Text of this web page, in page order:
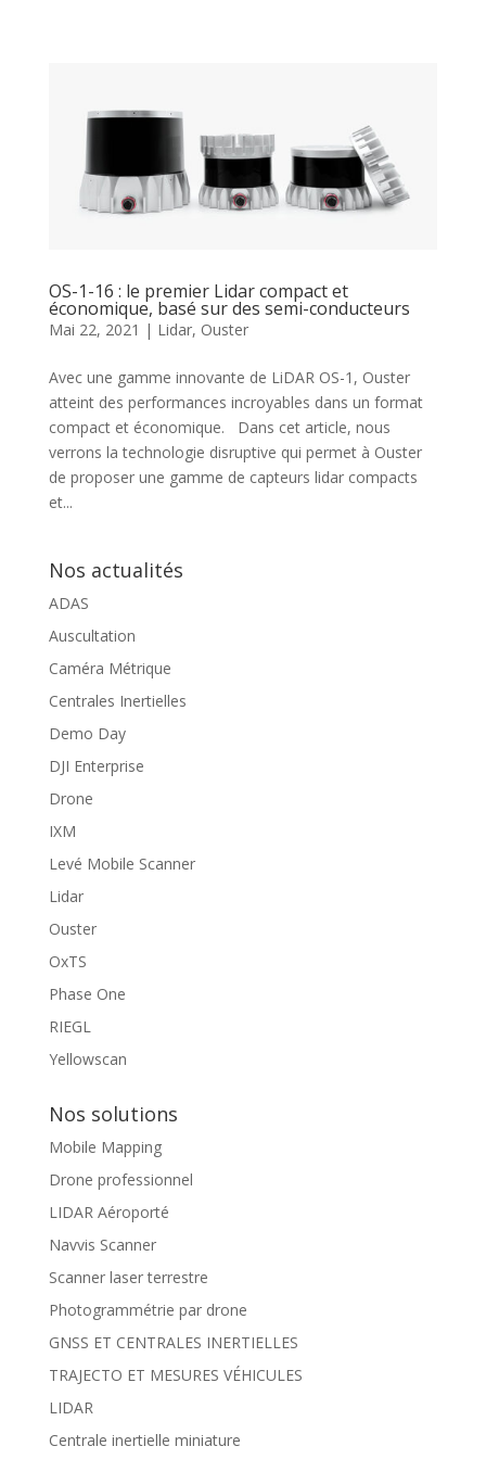
OS-1-16 : le premier Lidar compact et
économique, basé sur des semi-conducteurs
Mai 22, 2021 | Lidar, Ouster
Avec une gamme innovante de LiDAR OS-1, Ouster
atteint des performances incroyables dans un format
compact et économique. Dans cet article, nous
verrons la technologie disruptive qui permet à Ouster
de proposer une gamme de capteurs lidar compacts
et...
Nos actualités
ADAS
Auscultation
Caméra Métrique
Centrales Inertielles
Demo Day
DJI Enterprise
Drone
IXM
Levé Mobile Scanner
Lidar
Ouster
OxTS
Phase One
RIEGL
Yellowscan
Nos solutions
Mobile Mapping
Drone professionnel
LIDAR Aéroporté
Navvis Scanner
Scanner laser terrestre
Photogrammétrie par drone
GNSS ET CENTRALES INERTIELLES
TRAJECTO ET MESURES VÉHICULES
LIDAR
Centrale inertielle miniature